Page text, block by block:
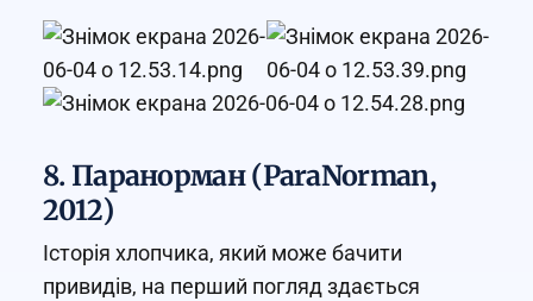
8. Паранорман (ParaNorman,
2012)
Історія хлопчика, який може бачити
привидів, на перший погляд здається